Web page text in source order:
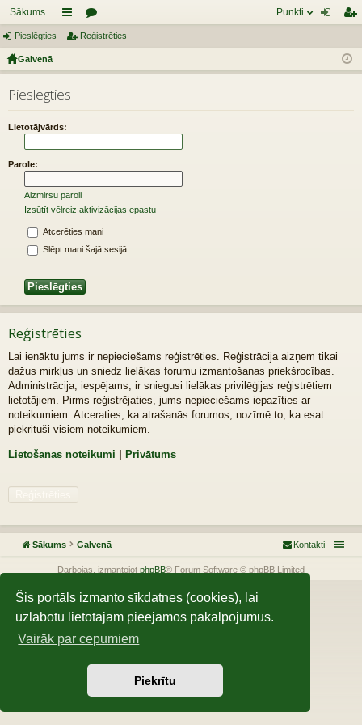
Šis portāls izmanto sīkdatnes (cookies), lai
uzlabotu lietotājam pieejamos pakalpojumus.
Vairāk par cepumiem
Piekrītu
Sākums
aī or
Punkti
ist
Pieslēgties Reģistrēties
Galvenā
Pieslēgties
Lietotājvārds:
Parole:
Aizmirsu paroli
Izsūtīt vēlreiz aktivizācijas epastu
Atcerēties mani
Slēpt mani šajā sesijā
Reģistrēties
Lai ienāktu jums ir nepieciešams reģistrēties. Reģistrācija aizņem tikai
dažus mirkļus un sniedz lielākas forumu izmantošanas priekšrocības.
Administrācija, iespējams, ir sniegusi lielākas privilēģijas reģistrētiem
lietotājiem. Pirms reģistrējaties, jums nepieciešams iepazīties ar
noteikumiem. Atceraties, ka atrašanās forumos, nozīmē to, ka esat
piekrituši visiem noteikumiem.
Lietošanas noteikumi | Privātums
Sākums Galvenā Kontakti
Darbojas, izmantojot phpBB® Forum Software © phpBB Limited